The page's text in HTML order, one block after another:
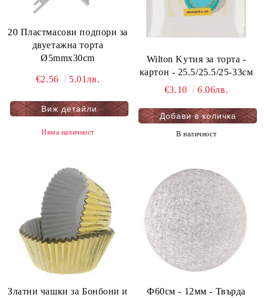
20 Пластмасови подпори за
двуетажна торта
Ø5mmx30cm
€2.56 5.01лв.
Виж детайли
Няма наличност
Wilton Kутия за торта -
картон - 25.5/25.5/25-33см
€3.10
6.06лв.
В наличност
Златни чашки за Бонбони и
Ф60см - 12мм - Твърда